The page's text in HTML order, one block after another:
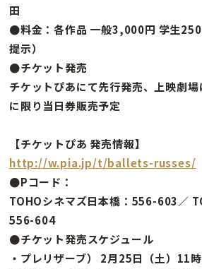
田
●料金：各作品 一般3,000円 学生
提示）
●チケット発売
チケットぴあにて先行発売、上映劇
に限り当日券販売予定
【チケットぴあ 発売情報】
http://w.pia.jp/t/ballets-russes/
●Pコード：
TOHOシネマズ日本橋：556-603／
556-604
●チケット発売スケジュール
・プレリザーブ） 2月25日（土）11